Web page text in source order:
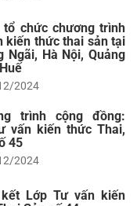
tổ chức chương trình
kiến thức thai sản tại
Ngãi, Hà Nội, Quảng
2024
trình cộng đồng:
vấn kiến thức Thai,
45
2024
Lớp Tư vấn kiến